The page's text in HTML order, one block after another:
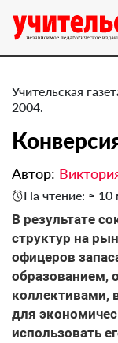
Учительская
2004.
Автор:
На чтение: ≈ 10
В результате
структур на
офицеров
образованием,
коллективами,
для
использовать